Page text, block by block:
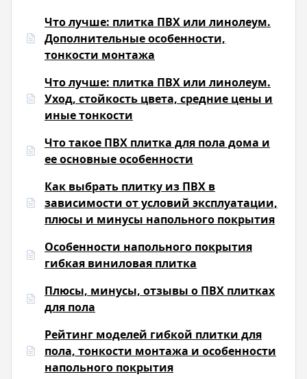
Что лучше: плитка ПВХ или линолеум.
Дополнительные особенности,
тонкости монтажа
Что лучше: плитка ПВХ или линолеум.
Уход, стойкость цвета, средние цены и
иные тонкости
Что такое ПВХ плитка для пола дома и
ее основные особенности
Как выбрать плитку из ПВХ в
зависимости от условий эксплуатации,
плюсы и минусы напольного покрытия
Особенности напольного покрытия
гибкая виниловая плитка
Плюсы, минусы, отзывы о ПВХ плитках
для пола
Рейтинг моделей гибкой плитки для
пола, тонкости монтажа и особенности
напольного покрытия